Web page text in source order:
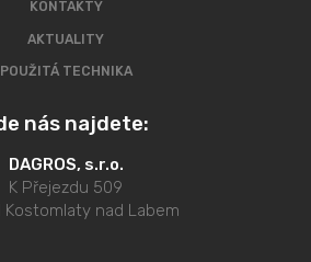
KONTAKTY
AKTUALITY
POUŽITÁ TECHNIKA
nás najdete:
DAGROS, s.r.o.
K Přejezdu 509
Kostomlaty nad Labem